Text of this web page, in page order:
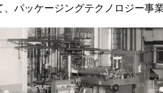
パッケージングテクノロジー事